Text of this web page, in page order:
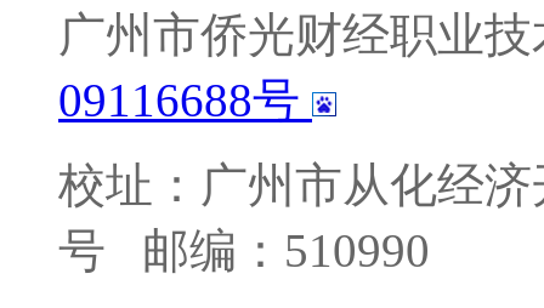
广州市侨光财经职业
09116688号
校址：广州市从化经
号
邮编：510990